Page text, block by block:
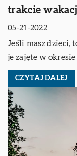
trakcie
05-21-2022
Jeśli masz dzieci,
je zajęte w
CZYTAJ DALEJ